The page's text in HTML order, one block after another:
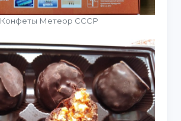
Конфеты Метеор СССР